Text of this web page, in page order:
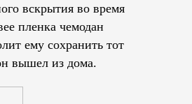
вскрытия во время
пленка чемодан
ему сохранить тот
вышел из дома.